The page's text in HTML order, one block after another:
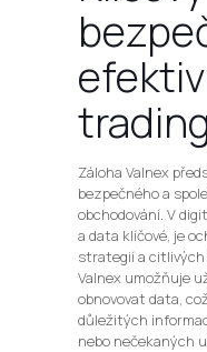
Záloha Valnex
bezpečného a
obchodování. V
a data klíčové, je
strategií a citlivých
Valnex umožňuje
obnovovat data,
důležitých
nebo nečekaných